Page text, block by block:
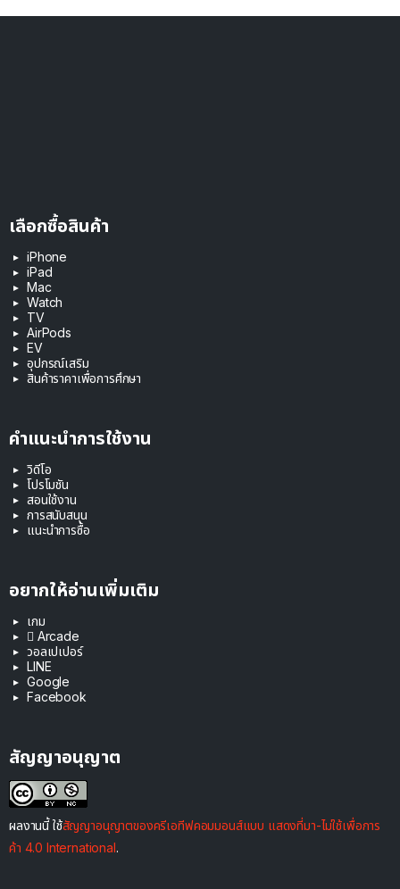
เลือกซื้อสินค้า
iPhone
iPad
Mac
Watch
TV
AirPods
EV
อุปกรณ์เสริม
สินค้าราคาเพื่อการศึกษา
คำแนะนำการใช้งาน
วิดีโอ
โปรโมชัน
สอนใช้งาน
การสนับสนุน
แนะนำการซื้อ
อยากให้อ่านเพิ่มเติม
เกม
 Arcade
วอลเปเปอร์
LINE
Google
Facebook
สัญญาอนุญาต
ผลงานนี้ ใช้สัญญาอนุญาตของครีเอทีฟคอมมอนส์แบบ แสดงที่มา-ไม่ใช้เพื่อการ
ค้า 4.0 International.